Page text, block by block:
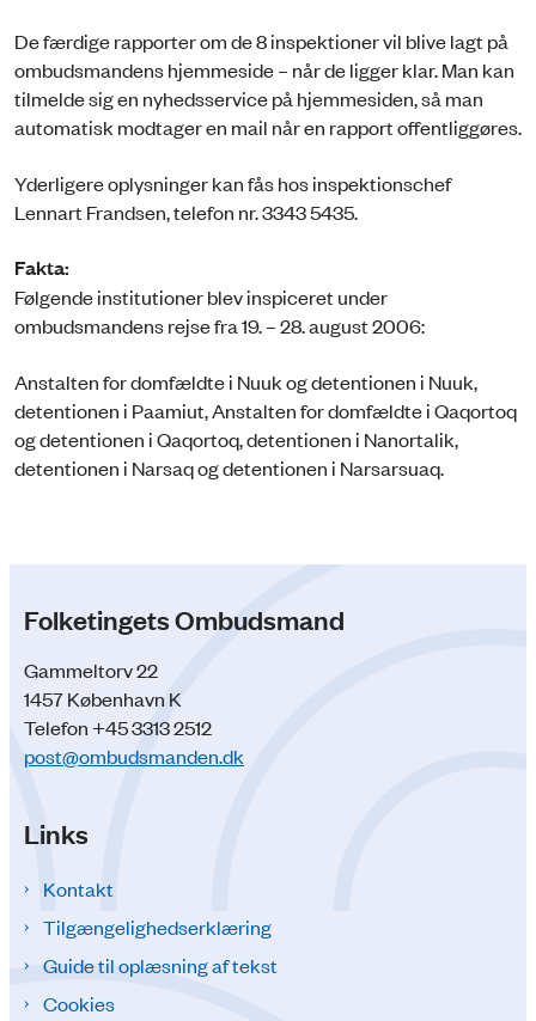
De færdige rapporter om de 8 inspektioner vil blive lagt på
ombudsmandens hjemmeside – når de ligger klar. Man kan
tilmelde sig en nyhedsservice på hjemmesiden, så man
automatisk modtager en mail når en rapport offentliggøres.
Yderligere oplysninger kan fås hos inspektionschef
Lennart Frandsen, telefon nr. 3343 5435.
Fakta:
Følgende institutioner blev inspiceret under
ombudsmandens rejse fra 19. – 28. august 2006:
Anstalten for domfældte i Nuuk og detentionen i Nuuk,
detentionen i Paamiut, Anstalten for domfældte i Qaqortoq
og detentionen i Qaqortoq, detentionen i Nanortalik,
detentionen i Narsaq og detentionen i Narsarsuaq.
Folketingets Ombudsmand
Gammeltorv 22
1457 København K
Telefon +45 3313 2512
post@ombudsmanden.dk
Links
Kontakt
Tilgængelighedserklæring
Guide til oplæsning af tekst
Cookies